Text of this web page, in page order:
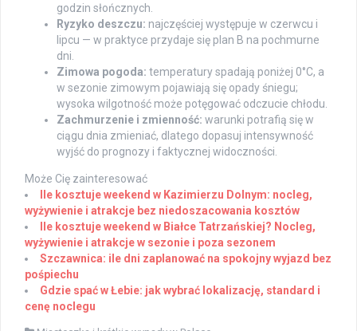
godzin słończnych.
Ryzyko deszczu: najczęściej występuje w czerwcu i
lipcu — w praktyce przydaje się plan B na pochmurne
dni.
Zimowa pogoda: temperatury spadają poniżej 0°C, a
w sezonie zimowym pojawiają się opady śniegu;
wysoka wilgotność może potęgować odczucie chłodu.
Zachmurzenie i zmienność: warunki potrafią się w
ciągu dnia zmieniać, dlatego dopasuj intensywność
wyjść do prognozy i faktycznej widoczności.
Może Cię zainteresować
Ile kosztuje weekend w Kazimierzu Dolnym: nocleg,
wyżywienie i atrakcje bez niedoszacowania kosztów
Ile kosztuje weekend w Białce Tatrzańskiej? Nocleg,
wyżywienie i atrakcje w sezonie i poza sezonem
Szczawnica: ile dni zaplanować na spokojny wyjazd bez
pośpiechu
Gdzie spać w Łebie: jak wybrać lokalizację, standard i
cenę noclegu